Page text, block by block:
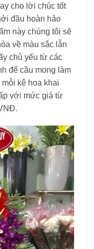
cho lời chúc tốt
đầu hoàn hảo
này chúng tôi sẽ
về màu sắc lẫn
chủ yếu từ các
để cầu mong làm
kệ hoa khai
với mức giá từ